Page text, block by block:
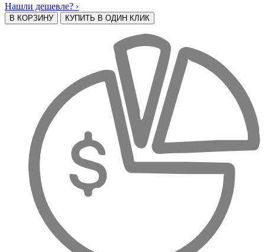
Нашли дешевле? ›
В КОРЗИНУ КУПИТЬ В ОДИН КЛИК